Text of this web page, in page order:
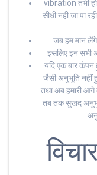
vibration तभी
सीधी नही जा पा
जब हम मान लेंगे
इसलिए इन सभी
यदि एक बार
जैसी अनुभूति नहीं
तथा अब हमारी
तब तक सुखद